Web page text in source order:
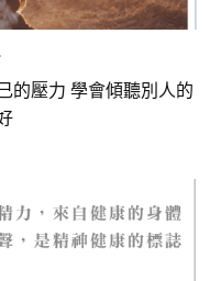
的壓力 學會傾聽別人的